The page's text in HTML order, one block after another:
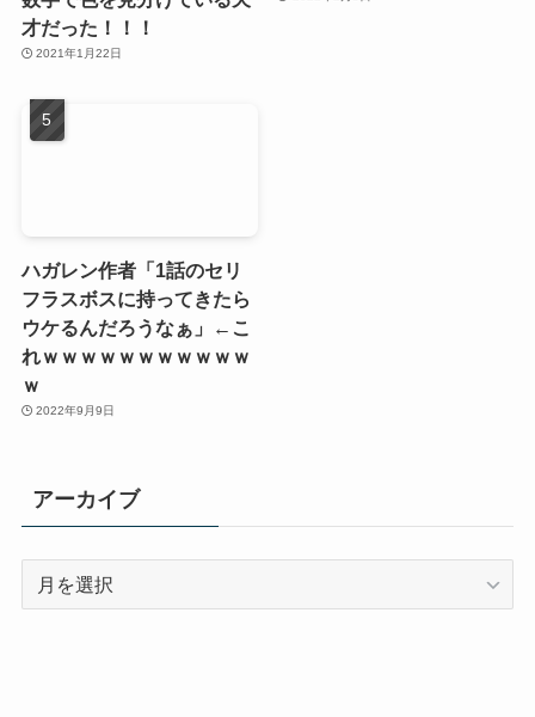
才だった！！！
2021年1月22日
ハガレン作者「1話のセリ
フラスボスに持ってきたら
ウケるんだろうなぁ」←こ
れｗｗｗｗｗｗｗｗｗｗｗ
ｗ
2022年9月9日
アーカイブ